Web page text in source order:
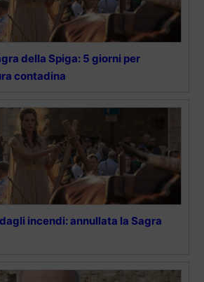
della Spiga: 5 giorni per
contadina
incendi: annullata la Sagra